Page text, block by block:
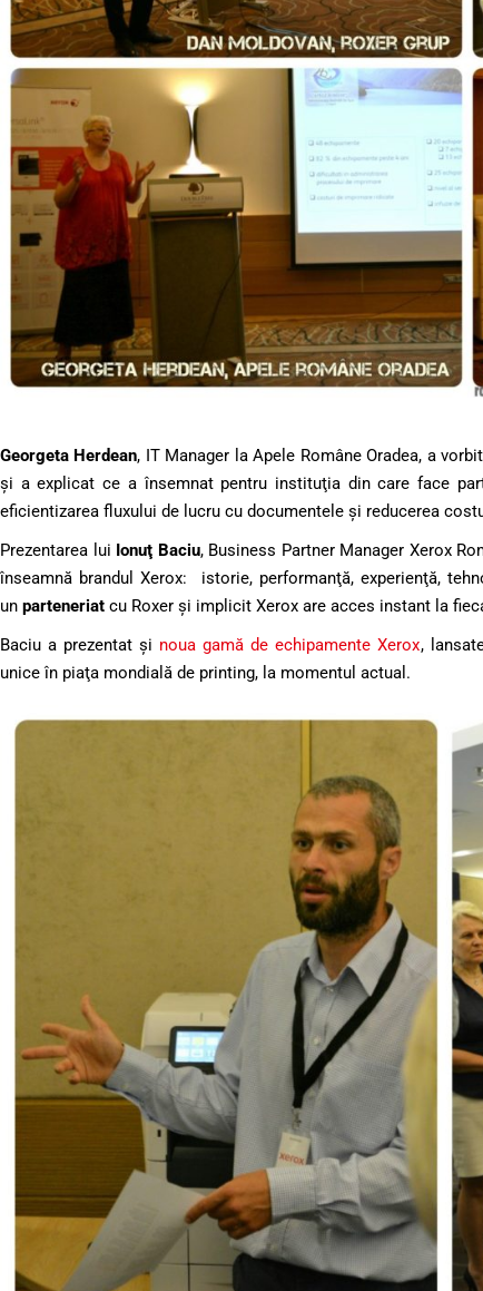
Georgeta Herdean, IT Manager la Apele Române Oradea, a
şi a explicat ce a însemnat pentru instituţia din care face
eficientizarea fluxului de lucru cu documentele şi reducerea
Prezentarea lui Ionuţ Baciu, Business Partner Manager Xerox
înseamnă brandul Xerox: istorie, performanţă, experienţă,
un parteneriat cu Roxer şi implicit Xerox are acces instant la
Baciu a prezentat şi noua gamă de echipamente Xerox,
unice în piaţa mondială de printing, la momentul actual.